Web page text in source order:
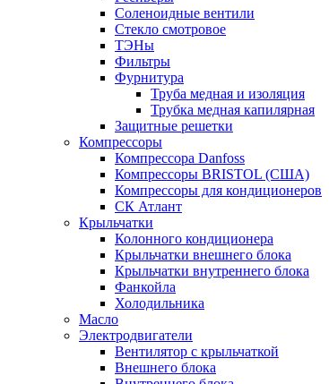
Соленоидные вентили
Стекло смотровое
ТЭНы
Фильтры
Фурнитура
Труба медная и изоляция
Трубка медная капилярная
Защитные решетки
Компрессоры
Компрессора Danfoss
Компрессоры BRISTOL (США)
Компрессоры для кондиционеров
СК Атлант
Крыльчатки
Колонного кондиционера
Крыльчатки внешнего блока
Крыльчатки внутреннего блока
Фанкойла
Холодильника
Масло
Электродвигатели
Вентилятор с крыльчаткой
Внешнего блока